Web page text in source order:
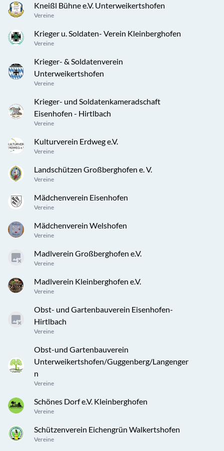
Kneißl Bühne e.V. Unterweikertshofen
Vereine
Krieger u. Soldaten- Verein Kleinberghofen
Vereine
Krieger- & Soldatenverein
Unterweikertshofen
Vereine
Krieger- und Soldatenkameradschaft
Eisenhofen - Hirtlbach
Vereine
Kulturverein Erdweg e.V.
Vereine
Landschützen Großberghofen e. V.
Vereine
Mädchenverein Eisenhofen
Vereine
Mädchenverein Welshofen
Vereine
Madlverein Großberghofen e.V.
Vereine
Madlverein Kleinberghofen e.V.
Vereine
Obst- und Gartenbauverein Eisenhofen-
Hirtlbach
Vereine
Obst-und Gartenbauverein
Unterweikertshofen/Guggenberg/Langenger
n
Vereine
Schönes Dorf e.V. Kleinberghofen
Vereine
Schützenverein Eichengrün Walkertshofen
Vereine